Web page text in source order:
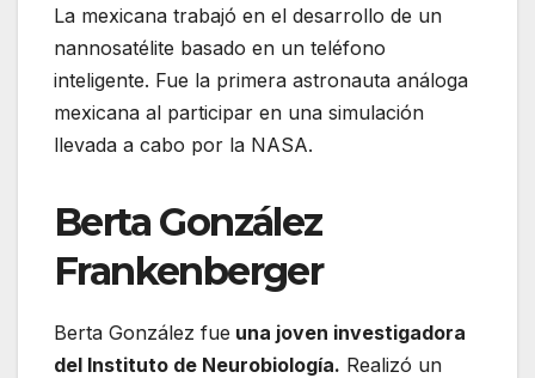
La mexicana trabajó en el desarrollo de un
nannosatélite basado en un teléfono
inteligente. Fue la primera astronauta análoga
mexicana al participar en una simulación
llevada a cabo por la NASA.
Berta González
Frankenberger
Berta González fue una joven investigadora
del Instituto de Neurobiología. Realizó un